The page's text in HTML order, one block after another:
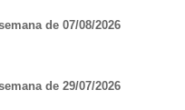
de 07/08/2026
de 29/07/2026